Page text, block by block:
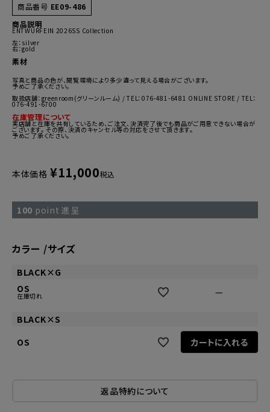
商品番号 EE09-486
商品説明
ENTWURFEIN 2026SS Collection
左：silver
右：gold
素材
写真と商品の色が、閲覧環境により多少違って見える場合がございます。
予めご了承ください。
取扱店舗：greenroom(グリーンルーム) / TEL：076-481-6481 ONLINE STORE / TEL：
076-491-6700
在庫管理について
実店舗と在庫を共有しているため、ご注文、決済完了後でも商品がご用意できない場合が
ございます。 その際、決済のキャンセル等の対応をさせて頂きます。
予めご了承ください。
本体価格 ¥11,000税込
100 point 進呈
カラー サイズ
BLACK×G
OS
在庫切れ —
BLACK×S
OS
カートに入れる
返品特約について